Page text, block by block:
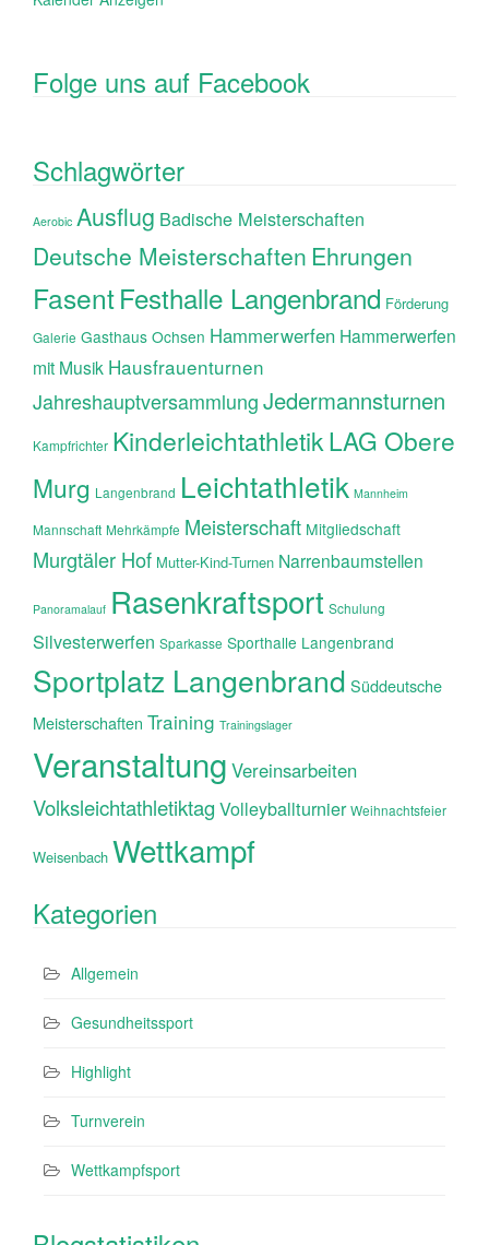
Folge uns auf Facebook
Schlagwörter
Aerobic Ausflug Badische Meisterschaften
Deutsche Meisterschaften Ehrungen
FasentFesthalle Langenbrand Förderung
Galerie Gasthaus Ochsen Hammerwerfen Hammerwerfen
mit Musik Hausfrauenturnen
JahreshauptversammlungJedermannsturnen
Kampfrichter KinderleichtathletikLAG Obere
Murg Langenbrand Leichtathletik Mannheim
Mannschaft Mehrkämpfe Meisterschaft Mitgliedschaft
Murgtäler Hof Mutter-Kind-Turnen Narrenbaumstellen
Panoramalauf Rasenkraftsport Schulung
Silvesterwerfen Sparkasse Sporthalle Langenbrand
Sportplatz Langenbrand Süddeutsche
Meisterschaften Training Trainingslager
Veranstaltung Vereinsarbeiten
Volksleichtathletiktag Volleyballturnier Weihnachtsfeier
Weisenbach Wettkampf
Kategorien
Allgemein
Gesundheitssport
Highlight
Turnverein
Wettkampfsport